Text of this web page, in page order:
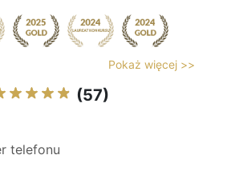
Pokaż więcej >>
(57)
telefonu